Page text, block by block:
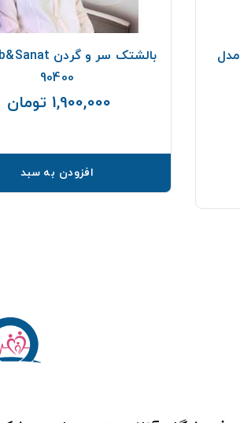
دستگاه تنس عضلانی Omron مدل
90400
1,900,000 تومان
افزودن به سبد